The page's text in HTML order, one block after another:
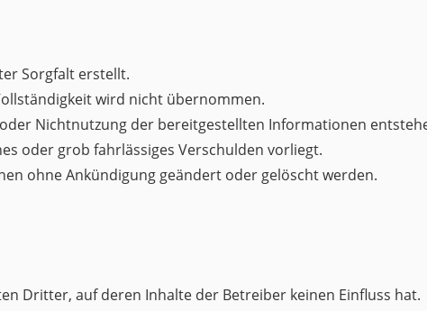
Sorgfalt erstellt.
wird nicht übernommen.
Nichtnutzung der bereitgestellten Informationen
oder grob fahrlässiges Verschulden vorliegt.
ohne Ankündigung geändert oder gelöscht werden.
Dritter, auf deren Inhalte der Betreiber keinen Einfluss hat.